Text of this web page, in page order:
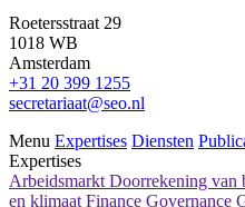
Roetersstraat 29
1018 WB
Amsterdam
+31 20 399 1255
secretariaat@seo.nl
Menu Expertises Diensten
Expertises
Arbeidsmarkt Doorrekening van
en klimaat Finance Governance